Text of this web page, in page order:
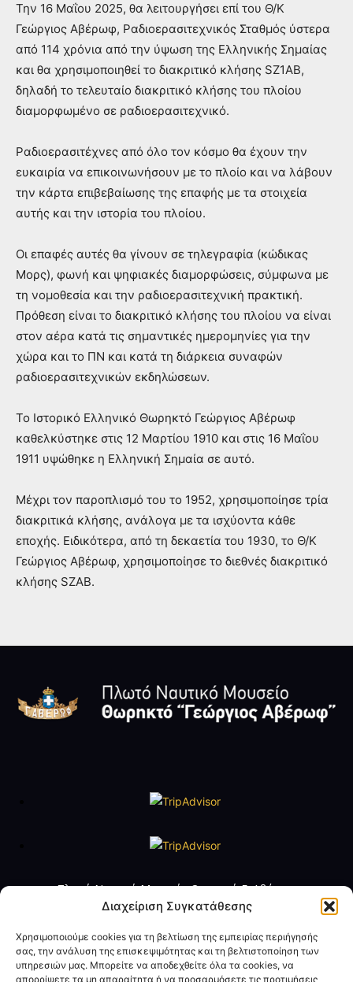
Διαχείριση Συγκατάθεσης
Χρησιμοποιούμε cookies για τη βελτίωση της εμπειρίας περιήγησής
σας, την ανάλυση της επισκεψιμότητας και τη βελτιστοποίηση των
υπηρεσιών μας. Μπορείτε να αποδεχθείτε όλα τα cookies, να
απορρίψετε τα μη απαραίτητα ή να προσαρμόσετε τις προτιμήσεις
Την 16 Μαΐου 2025, θα λειτουργήσει επί του Θ/Κ
Γεώργιος Αβέρωφ, Ραδιοερασιτεχνικός Σταθμός ύστερα
από 114 χρόνια από την ύψωση της Ελληνικής Σημαίας
και θα χρησιμοποιηθεί το διακριτικό κλήσης SZ1AB,
δηλαδή το τελευταίο διακριτικό κλήσης του πλοίου
διαμορφωμένο σε ραδιοερασιτεχνικό.
Ραδιοερασιτέχνες από όλο τον κόσμο θα έχουν την
ευκαιρία να επικοινωνήσουν με το πλοίο και να λάβουν
την κάρτα επιβεβαίωσης της επαφής με τα στοιχεία
αυτής και την ιστορία του πλοίου.
Οι επαφές αυτές θα γίνουν σε τηλεγραφία (κώδικας
Μορς), φωνή και ψηφιακές διαμορφώσεις, σύμφωνα με
τη νομοθεσία και την ραδιοερασιτεχνική πρακτική.
Πρόθεση είναι το διακριτικό κλήσης του πλοίου να είναι
στον αέρα κατά τις σημαντικές ημερομηνίες για την
χώρα και το ΠΝ και κατά τη διάρκεια συναφών
ραδιοερασιτεχνικών εκδηλώσεων.
Το Ιστορικό Ελληνικό Θωρηκτό Γεώργιος Αβέρωφ
καθελκύστηκε στις 12 Μαρτίου 1910 και στις 16 Μαΐου
1911 υψώθηκε η Ελληνική Σημαία σε αυτό.
Μέχρι τον παροπλισμό του το 1952, χρησιμοποίησε τρία
διακριτικά κλήσης, ανάλογα με τα ισχύοντα κάθε
εποχής. Ειδικότερα, από τη δεκαετία του 1930, το Θ/Κ
Γεώργιος Αβέρωφ, χρησιμοποίησε το διεθνές διακριτικό
κλήσης SZAB.
Πλωτό Ναυτικό Μουσείο Θωρηκτό Γ. Αβέρωφ
Τηλ. +30 2109888211
Ωράριο Λειτουργίας
Τρίτη έως Παρασκευή: 09:00 - 14:00